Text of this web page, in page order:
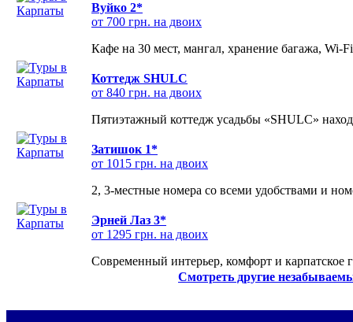
Вуйко 2*
от 700 грн. на двоих
Кафе на 30 мест, мангал, хранение багажа, Wi-
Коттедж SHULC
от 840 грн. на двоих
Пятиэтажный коттедж усадьбы «SHULC»
Затишок 1*
от 1015 грн. на двоих
2, 3-местные номера со всеми удобствами и
Эрней Лаз 3*
от 1295 грн. на двоих
Современный интерьер, комфорт и карпатское
Смотреть другие